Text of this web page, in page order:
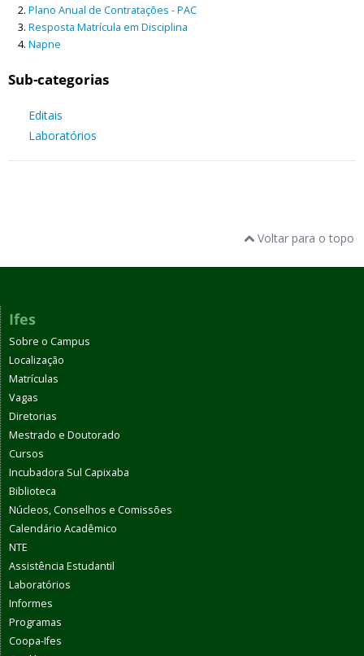
Plano Anual de Contratações - PAC
Resposta Matrícula em Disciplina
Napne
Sub-categorias
Editais
Laboratórios
Voltar para o topo
Ifes
Sobre o Campus
Localização
Matrículas
Vagas
Diretorias
Mestrado e Doutorado
Cursos
Incubadora Sul Capixaba
Biblioteca
Núcleos, Conselhos e Comissões
Calendário Acadêmico
NTE
Assistência Estudantil
Laboratórios
Informes
Programas
Coopa-Ifes